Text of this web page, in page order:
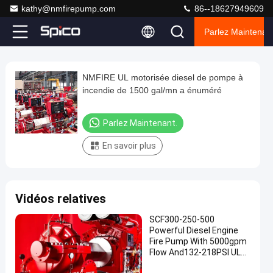
kathy@nmfirepump.com 86--18627949609
Parlez
Play
Video
Time
0:00/0:00
Loaded:
Auto
NMFIRE
UL
motorisée
diesel
incendie
de
1500
gal/mn
a
NMFIRE UL motorisée diesel de pompe à
incendie de 1500 gal/mn a énuméré
Parlez Maintenant.
En savoir plus
Vidéos relatives
SCF300-250-500
Powerful Diesel Engine
Fire Pump With 5000gpm
Flow And132-218PSI UL